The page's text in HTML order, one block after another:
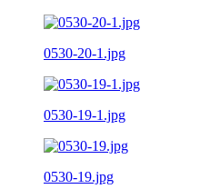
0530-20-1.jpg
0530-19-1.jpg
0530-19.jpg